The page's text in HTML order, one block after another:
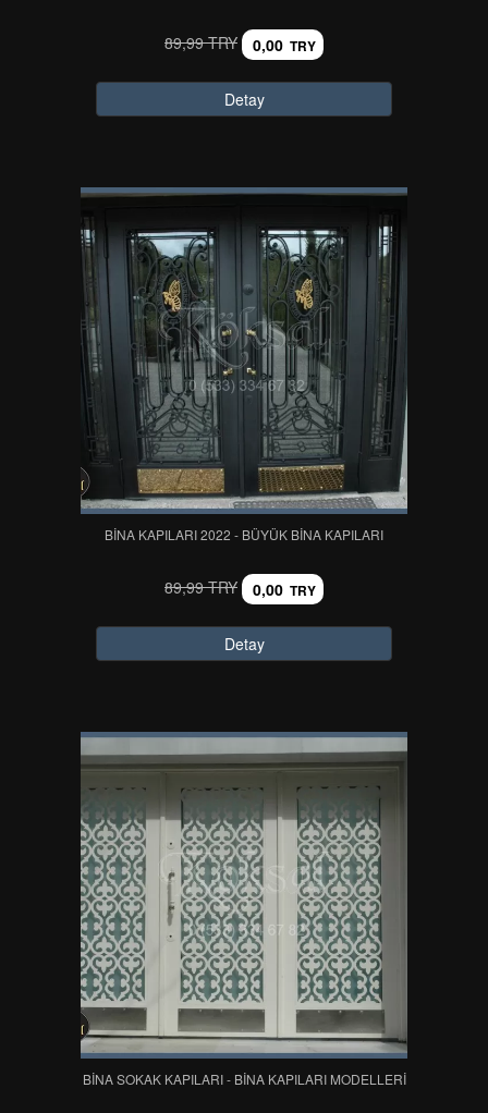
89,99 TRY 0,00 TRY
Detay
BINA KAPILARI 2022 - BÜYÜK BINA KAPILARI
89,99 TRY 0,00 TRY
Detay
BINA SOKAK KAPILARI - BINA KAPILARI MODELLERI